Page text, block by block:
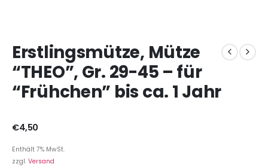
Erstlingsmütze, Mütze
“THEO”, Gr. 29-45 – für
“Frühchen” bis ca. 1 Jahr
€4,50
Enthält 7% MwSt.
zzgl. Versand